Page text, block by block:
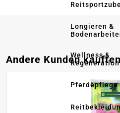
Longieren &
Wellness &
Regeneration
Pferdepflege
Produktgalerie überspringen
Andere Kunden